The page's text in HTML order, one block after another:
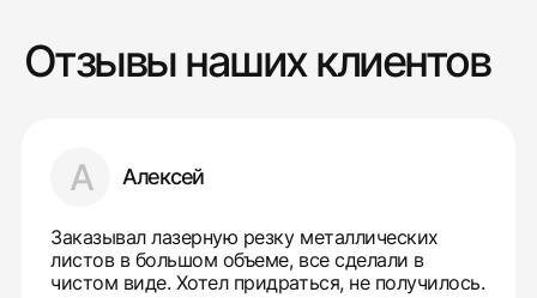
Отзывы наших клиентов
А Алексей
Заказывал лазерную резку металлических
листов в большом объеме, все сделали в
чистом виде. Хотел придраться, не получилось.